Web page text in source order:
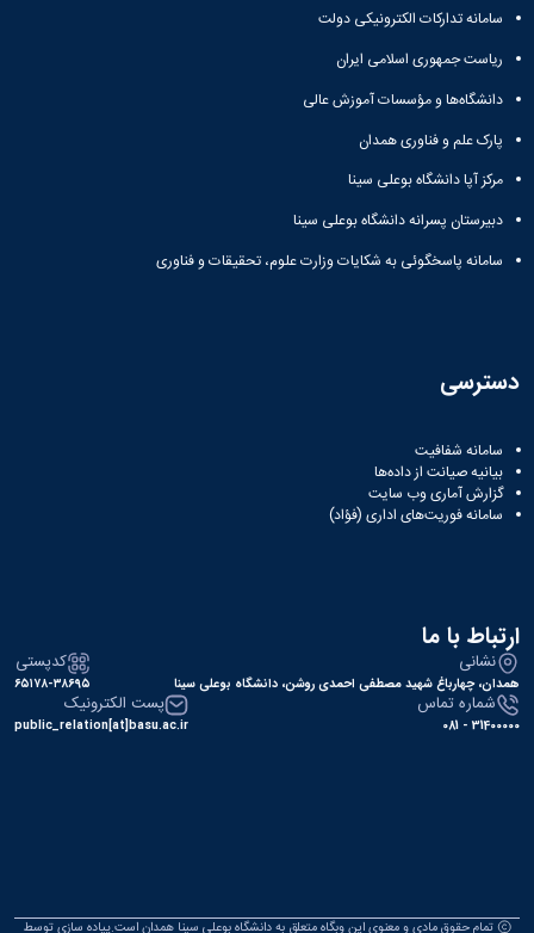
سامانه تدارکات الکترونیکی دولت
ریاست جمهوری اسلامی ایران
دانشگاه‌ها و مؤسسات آموزش عالی
پارک علم و فناوری همدان
مرکز آپا دانشگاه بوعلی سینا
دبیرستان پسرانه دانشگاه بوعلی سینا
سامانه پاسخگوئی به شکایات وزارت علوم، تحقیقات و فناوری
دسترسی
سامانه شفافیت
بیانیه صیانت از داده‌ها
گزارش آماری وب‌ سایت
سامانه فوریت‌های اداری (فؤاد)
ارتباط با ما
نشانی
همدان، چهارباغ شهید مصطفی احمدی روشن، دانشگاه بوعلی سینا
کدپستی
۶۵۱۷۸-۳۸۶۹۵
شماره تماس
31400000 - 081
پست الکترونیک
public_relation[at]basu.ac.ir
تمام حقوق مادی و معنوی این وبگاه متعلق به دانشگاه بوعلی سینا همدان است.پیاده سازی توسط